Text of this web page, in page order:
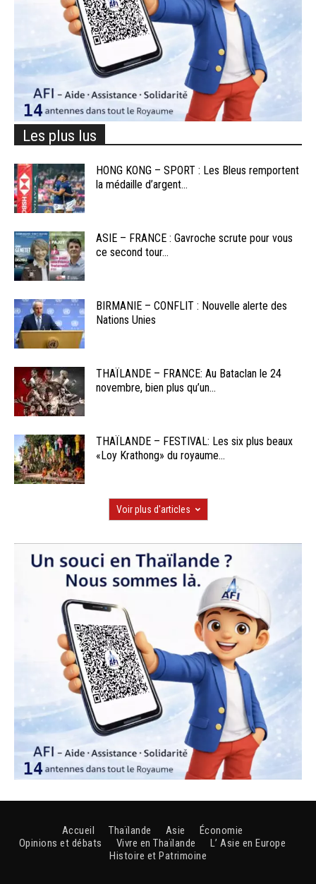
Les plus lus
HONG KONG – SPORT : Les Bleus remportent
la médaille d’argent...
ASIE – FRANCE : Gavroche scrute pour vous
ce second tour...
BIRMANIE – CONFLIT : Nouvelle alerte des
Nations Unies
THAÏLANDE – FRANCE: Au Bataclan le 24
novembre, bien plus qu’un...
THAÏLANDE – FESTIVAL: Les six plus beaux
«Loy Krathong» du royaume...
Voir plus d'articles
Accueil Thaïlande Asie
Économie
Opinions et débats
Vivre en Thaïlande
L’ Asie en Europe
Histoire et Patrimoine